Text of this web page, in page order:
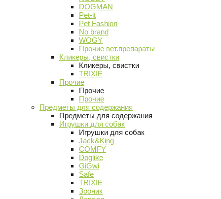
DOGMAN
Pet-it
Pet Fashion
No brand
WOGY
Прочие вет.препараты
Кликеры, свистки
Кликеры, свистки
TRIXIE
Прочие
Прочие
Прочие
Предметы для содержания
Предметы для содержания
Игрушки для собак
Игрушки для собак
Jack&King
COMFY
Doglike
GiGwi
Safe
TRIXIE
Зооник